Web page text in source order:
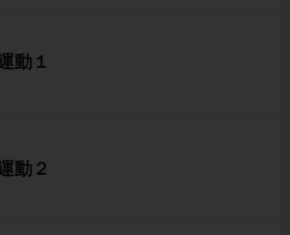
動１
動２